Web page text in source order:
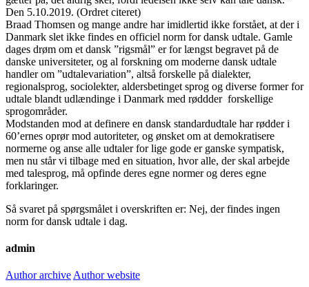
Den 5.10.2019. (Ordret citeret)
Braad Thomsen og mange andre har imidlertid ikke forstået, at der i
Danmark slet ikke findes en officiel norm for dansk udtale. Gamle
dages drøm om et dansk ”rigsmål” er for længst begravet på de
danske universiteter, og al forskning om moderne dansk udtale
handler om ”udtalevariation”, altså forskelle på dialekter,
regionalsprog, sociolekter, aldersbetinget sprog og diverse former for
udtale blandt udlændinge i Danmark med røddder forskellige
sprogområder.
Modstanden mod at definere en dansk standardudtale har rødder i
60’ernes oprør mod autoriteter, og ønsket om at demokratisere
normerne og anse alle udtaler for lige gode er ganske sympatisk,
men nu står vi tilbage med en situation, hvor alle, der skal arbejde
med talesprog, må opfinde deres egne normer og deres egne
forklaringer.
Så svaret på spørgsmålet i overskriften er: Nej, der findes ingen
norm for dansk udtale i dag.
admin
Author archive Author website